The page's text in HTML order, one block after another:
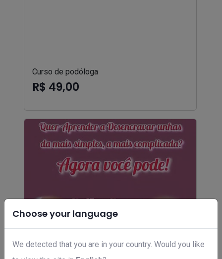
Choose your language
We detected that you are in your country. Would you like
Curso de podóloga
R$ 49,00